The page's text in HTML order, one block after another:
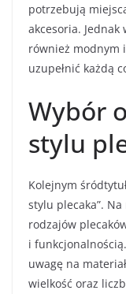
potrzebują
akcesoria. Jednak
również modnym
uzupełnić każdą
Wybór
stylu
Kolejnym
stylu plecaka”.
rodzajów
i
uwagę na
wielkość oraz